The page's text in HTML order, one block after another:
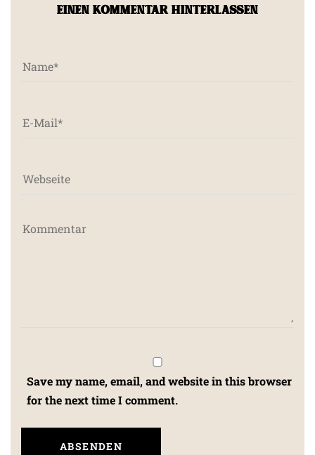
EINEN KOMMENTAR HINTERLASSEN
Save my name, email, and website in this browser
for the next time I comment.